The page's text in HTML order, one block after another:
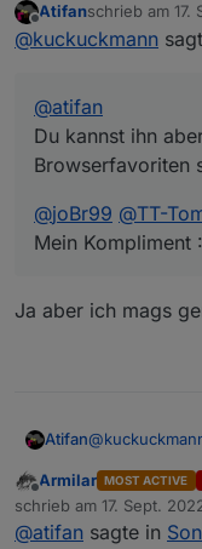
@
Mein
Offline
Atifanschrieb am 17.
zuletzt editiert
@kuckuckmann
@atifan
Du kannst ihn
Browserfavoriten
@joBr99 @TT-
Mein Kompliment
Ja aber ich mags
Atifan@
@ atifan
Du kannst
Offline
Armilar MOST ACTIVE
schrieb am 17. Sept.
zuletzt editiert von
@atifan sagte in